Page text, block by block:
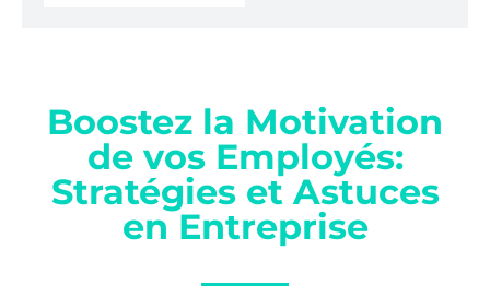
Boostez la Motivation
de vos Employés:
Stratégies et Astuces
en Entreprise